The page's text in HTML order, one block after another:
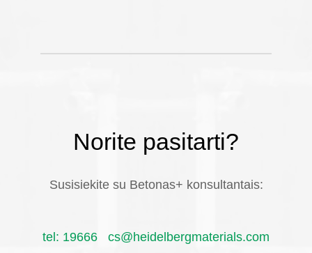
Norite pasitarti?
Susisiekite su Betonas+ konsultantais:
tel: 19666 cs@heidelbergmaterials.com